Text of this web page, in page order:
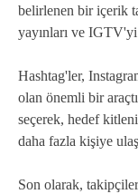
belirlenen bir içerik
yayınları ve
Hashtag'ler,
olan önemli bir
seçerek, hedef
daha fazla kişiye
Son olarak,